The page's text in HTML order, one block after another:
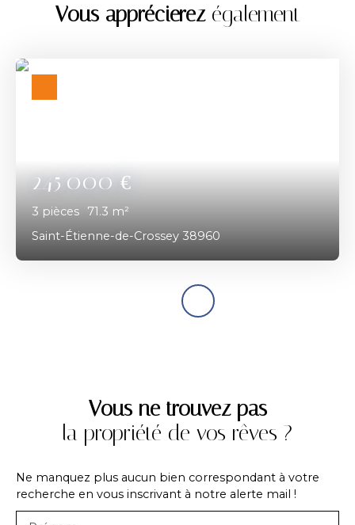
Vous apprécierezégalement
245 000€
3 pièces 71.3 m²
Saint-Étienne-de-Crossey 38960
Vous ne trouvez pas
la propriété de vos rêves ?
Ne manquez plus aucun bien correspondant à votre
recherche en vous inscrivant à notre alerte mail !